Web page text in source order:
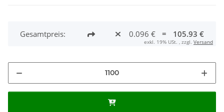
Gesamtpreis: 0.096 € = 105.93 €
exkl. 19% USt. , zzgl. Versand